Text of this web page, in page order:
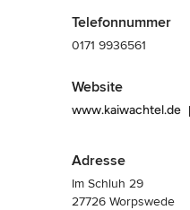
Telefonnummer
0171 9936561
Website
www.kaiwachtel.de
Adresse
Im Schluh 29
27726 Worpswede